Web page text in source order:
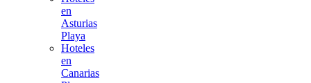
en
Asturias
Playa
Hoteles
en
Canarias